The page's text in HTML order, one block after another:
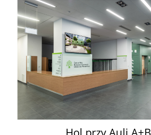
Hol przy Auli A+B